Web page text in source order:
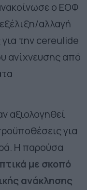
ο ΕΟΦ
αλλαγή
την cereulide
ανίχνευσης από
αξιολογηθεί
για
Η παρούσα
με σκοπό
ανάκλησης